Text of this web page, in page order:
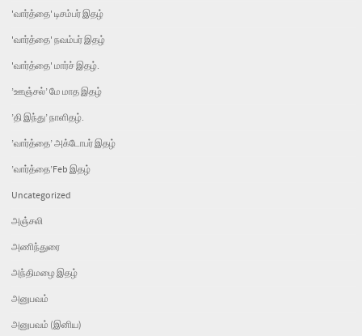
'வார்த்தை' டிசம்பர் இதழ்
'வார்த்தை' நவம்பர் இதழ்
'வார்த்தை' மார்ச் இதழ்.
’ஊஞ்சல்’ மே மாத இதழ்
’தி இந்து’ நாளிதழ்.
’வார்த்தை’ அக்டோபர் இதழ்
’வார்த்தை’Feb இதழ்
Uncategorized
அஞ்சலி
அணிந்துரை
அந்திமழை இதழ்
அனுபவம்
அனுபவம் (இனிய)